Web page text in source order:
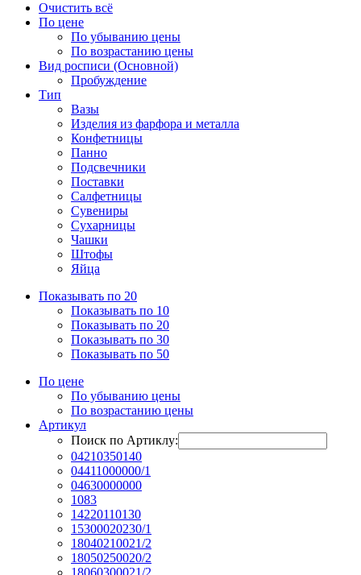
Очистить всё
По цене
По убыванию цены
По возрастанию цены
Вид росписи (Основной)
Пробуждение
Тип
Вазы
Изделия из фарфора и металла
Конфетницы
Панно
Подсвечники
Поставки
Салфетницы
Сувениры
Сухарницы
Чашки
Штофы
Яйца
Показывать по 20
Показывать по 10
Показывать по 20
Показывать по 30
Показывать по 50
По цене
По убыванию цены
По возрастанию цены
Артикул
Поиск по Артиклу:
04210350140
04411000000/1
04630000000
1083
14220110130
15300020230/1
18040210021/2
18050250020/2